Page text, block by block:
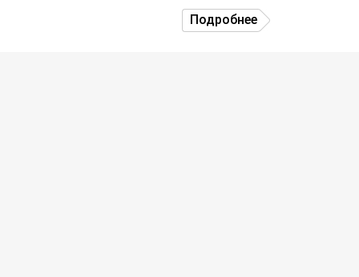
Подробнее